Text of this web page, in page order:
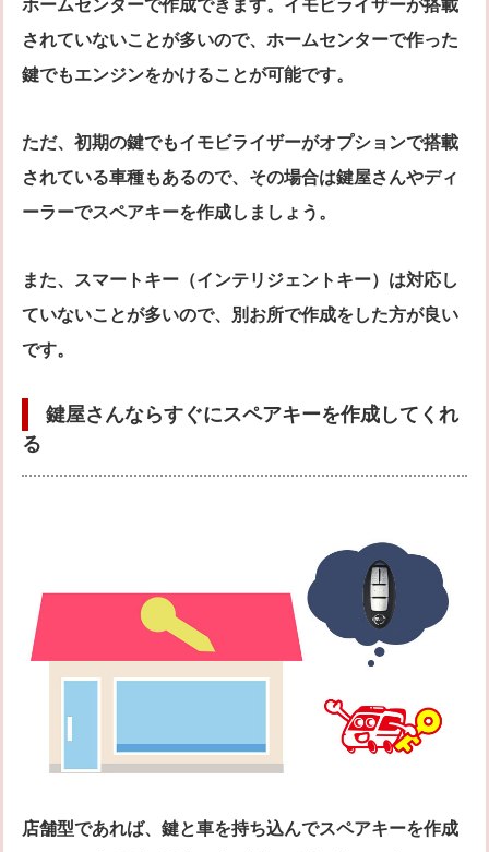
ホームセンターで作成できます。イモビライザーが搭載
されていないことが多いので、ホームセンターで作った
鍵でもエンジンをかけることが可能です。
ただ、初期の鍵でもイモビライザーがオプションで搭載
されている車種もあるので、その場合は鍵屋さんやディ
ーラーでスペアキーを作成しましょう。
また、スマートキー（インテリジェントキー）は対応し
ていないことが多いので、別お所で作成をした方が良い
です。
鍵屋さんならすぐにスペアキーを作成してくれ
る
店舗型であれば、鍵と車を持ち込んでスペアキーを作成